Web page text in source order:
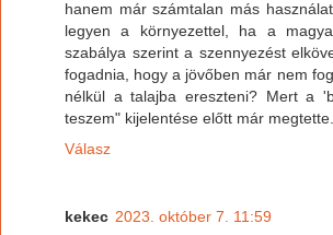
hanem már számtalan más
legyen a környezettel, ha a
szabálya szerint a szennyezést
fogadnia, hogy a jövőben már nem
nélkül a talajba ereszteni? Mert a
teszem" kijelentése előtt már megtette.
Válasz
kekec 2023. október 7. 11:59